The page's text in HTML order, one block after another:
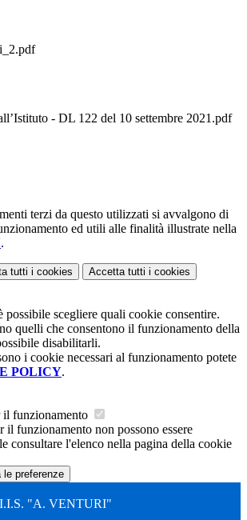
- DL 122 del 10 settembre 2021.pdf
terzi da questo utilizzati si avvalgono di
ed utili alle finalità illustrate nella
.
tutti i cookies Accetta tutti i cookies
possibile scegliere quali cookie consentire.
quelli che consentono il funzionamento della
disabilitarli.
i cookie necessari al funzionamento potete
POLICY.
il funzionamento
il funzionamento non possono essere
consultare l'elenco nella pagina della cookie
le preferenze
I.I.S. "A. VENTURI"